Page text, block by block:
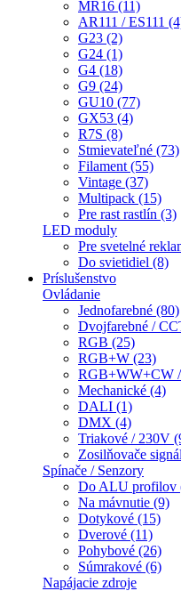
MR16 (11)
AR111 / ES111
G23 (2)
G24 (1)
G4 (18)
G9 (24)
GU10 (77)
GX53 (4)
R7S (8)
Stmievateľné (73)
Filament (55)
Vintage (37)
Multipack (15)
Pre rast rastlín (3)
LED moduly
Pre svetelné
Do svietidiel (8)
Príslušenstvo
Ovládanie
Jednofarebné (80)
Dvojfarebné /
RGB (25)
RGB+W (23)
RGB+WW+CW
Mechanické (4)
DALI (1)
DMX (4)
Triakové / 230V
Zosilňovače
Spínače / Senzory
Do ALU profilov
Na mávnutie (9)
Dotykové (15)
Dverové (11)
Pohybové (26)
Súmrakové (6)
Napájacie zdroje